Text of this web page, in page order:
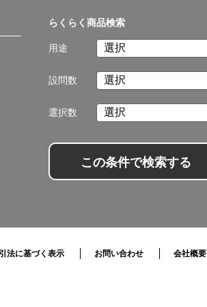
らくらく商品検索
用途
設問数
選択数
この条件で検索する
法に基づく表示 お問い合わせ
会社概要